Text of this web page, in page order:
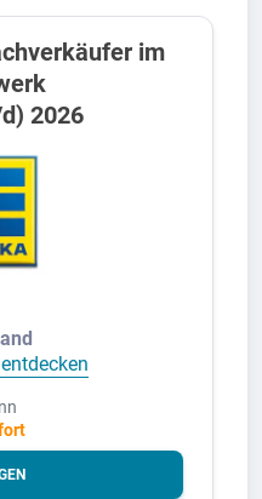
im
2026